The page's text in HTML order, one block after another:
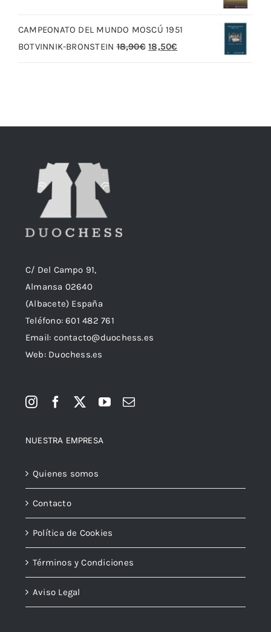
era:
20,00€.
CAMPEONATO DEL MUNDO MOSCÚ 1951
BOTVINNIK-BRONSTEIN 18,90€ El
18,50€
C/ Del Campo 91,
Almansa 02640
(Albacete) España
Teléfono:601 482 761
Email: contacto@duochess.es
Web: Duochess.es
NUESTRA EMPRESA
Quienes somos
Contacto
Política de Cookies
Términos y Condiciones
Aviso Legal